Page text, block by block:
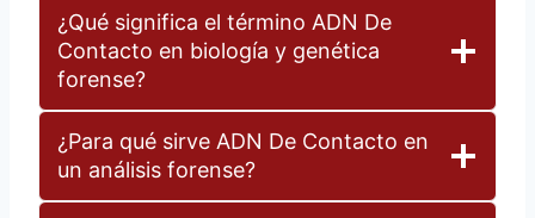
¿Qué significa el término ADN De
Contacto en biología y genética
forense?
¿Para qué sirve ADN De Contacto en
un análisis forense?